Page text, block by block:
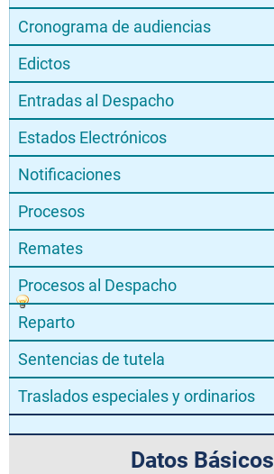
Cronograma de audiencias
Edictos
Entradas al Despacho
Estados Electrónicos
Notificaciones
Procesos
Remates
Procesos al Despacho
Reparto
Sentencias de tutela
Traslados especiales y ordinarios
Datos Básicos